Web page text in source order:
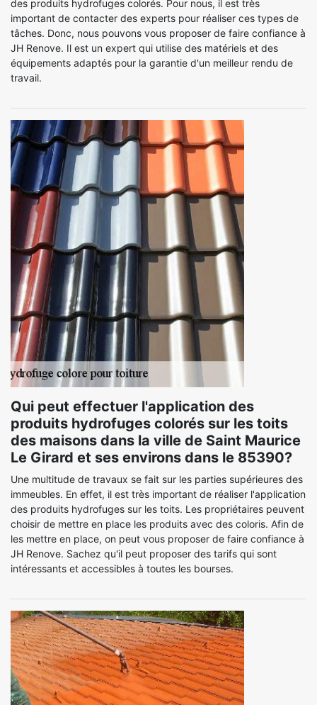
des produits hydrofuges colorés. Pour nous, il est très
important de contacter des experts pour réaliser ces types de
tâches. Donc, nous pouvons vous proposer de faire confiance à
JH Renove. Il est un expert qui utilise des matériels et des
équipements adaptés pour la garantie d'un meilleur rendu de
travail.
Qui peut effectuer l'application des
produits hydrofuges colorés sur les toits
des maisons dans la ville de Saint Maurice
Le Girard et ses environs dans le 85390?
Une multitude de travaux se fait sur les parties supérieures des
immeubles. En effet, il est très important de réaliser l'application
des produits hydrofuges sur les toits. Les propriétaires peuvent
choisir de mettre en place les produits avec des coloris. Afin de
les mettre en place, on peut vous proposer de faire confiance à
JH Renove. Sachez qu'il peut proposer des tarifs qui sont
intéressants et accessibles à toutes les bourses.